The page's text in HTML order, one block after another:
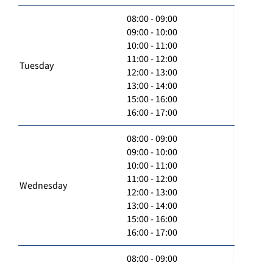
Tuesday
08:00 - 09:00
09:00 - 10:00
10:00 - 11:00
11:00 - 12:00
12:00 - 13:00
13:00 - 14:00
15:00 - 16:00
16:00 - 17:00
Wednesday
08:00 - 09:00
09:00 - 10:00
10:00 - 11:00
11:00 - 12:00
12:00 - 13:00
13:00 - 14:00
15:00 - 16:00
16:00 - 17:00
08:00 - 09:00